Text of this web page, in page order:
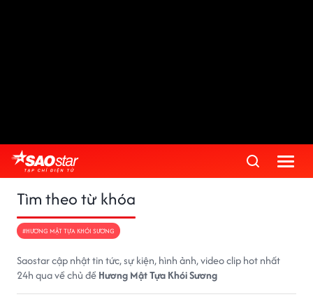
Tìm theo từ khóa
#HƯƠNG MẬT TỰA KHÓI SƯƠNG
Saostar cập nhật tin tức, sự kiện, hình ảnh, video clip hot nhất
24h qua về chủ đềHương Mật Tựa Khói Sương